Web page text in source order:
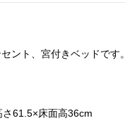
ント、宮付きベッドです。
さ61.5×床面高36cm